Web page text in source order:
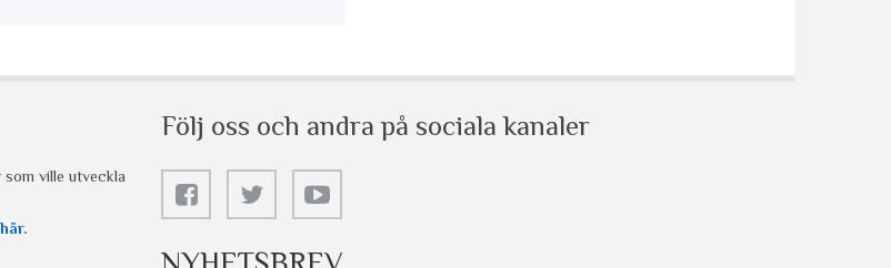
som ville utveckla
här.
Följ oss och andra på sociala kanaler